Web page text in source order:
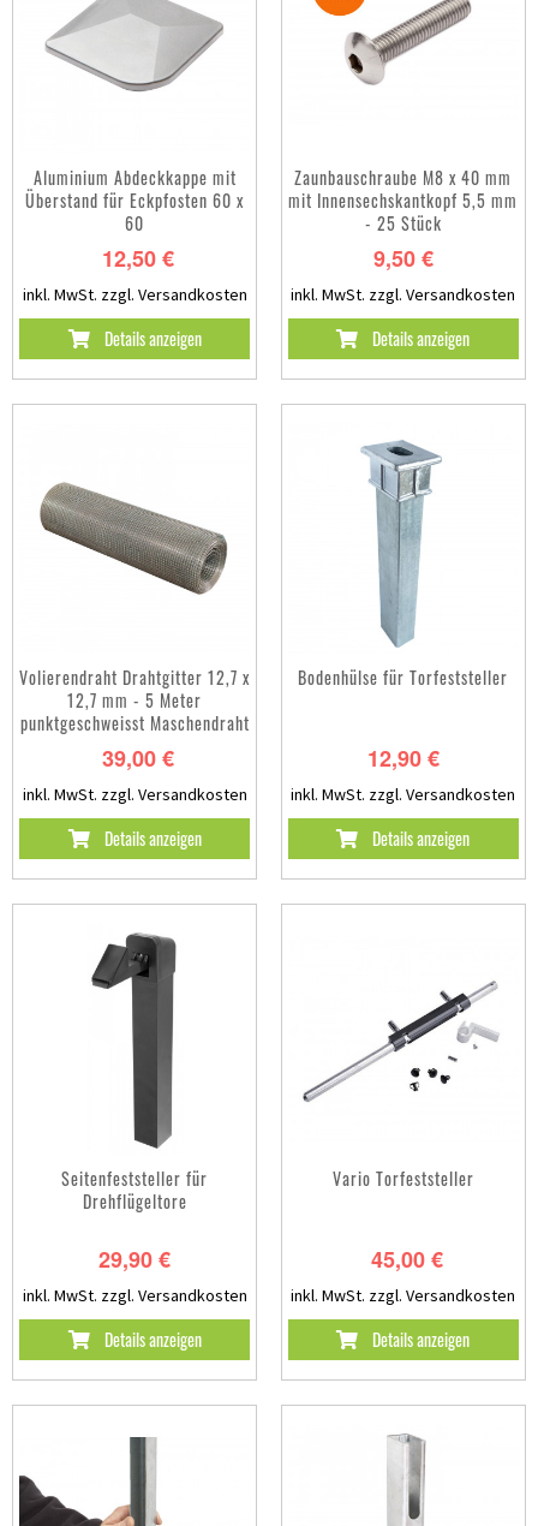
Aluminium Abdeckkappe mit
Überstand für Eckpfosten 60 x
60
12,50 €
inkl. MwSt. zzgl. Versandkosten
Details anzeigen
Zaunbauschraube M8 x 40 mm
mit Innensechskantkopf 5,5 mm
- 25 Stück
9,50 €
inkl. MwSt. zzgl. Versandkosten
Details anzeigen
Volierendraht Drahtgitter 12,7 x
12,7 mm - 5 Meter
punktgeschweisst Maschendraht
39,00 €
inkl. MwSt. zzgl. Versandkosten
Details anzeigen
Bodenhülse für Torfeststeller
12,90 €
inkl. MwSt. zzgl. Versandkosten
Details anzeigen
Seitenfeststeller für
Drehflügeltore
29,90 €
inkl. MwSt. zzgl. Versandkosten
Details anzeigen
Vario Torfeststeller
45,00 €
inkl. MwSt. zzgl. Versandkosten
Details anzeigen